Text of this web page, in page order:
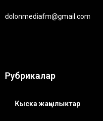
dolonmediafm@gmail.com
Рубрикалар
Кыска жаңылыктар